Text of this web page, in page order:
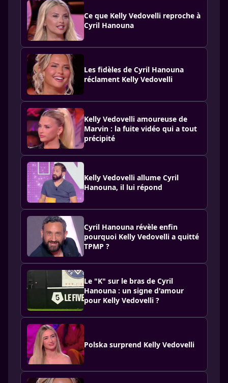
Ce que Kelly Vedovelli reproche à
Cyril Hanouna
Les fidèles de Cyril Hanouna
réclament Kelly Vedovelli
Kelly Vedovelli amoureuse de
Marvin : la fuite vidéo qui a tout
précipité
Kelly Vedovelli allume Cyril
Hanouna, il lui répond
Cyril Hanouna révèle enfin
pourquoi Kelly Vedovelli a quitté
TPMP ?
Le "K" sur le bras de Cyril
Hanouna : un signe d'amour
pour Kelly Vedovelli ?
Polska surprend Kelly Vedovelli